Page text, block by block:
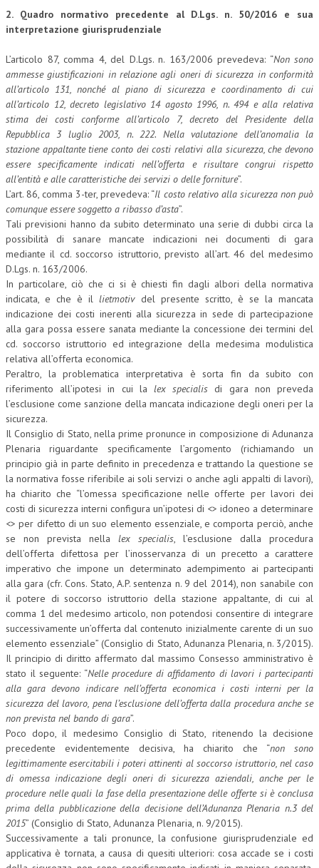
PRASSI
AMMINISTRATIVA
TRIBUTARIA
GIURISPRUDENZA
EUROPEA
COSTITUZIONALE
CIVILE
TRIBUTARIA
PENALE
NEWS
ARCHIVIO EVENTI (FINO AL 2022)
PUBBLICAZIONI
BOLLETTINO FINANZIAMENTI
TELEGRAM
DOCUMENTI
MANUALI E MONOGRAFIE
TESI DI LAUREA
MATERIALE DIDATTICO
INVITI E PROMOZIONI
2. Quadro normativo precedente al D.Lgs. n. 50/2016 e sua
interpretazione giurisprudenziale
L’articolo 87, comma 4, del D.Lgs. n. 163/2006 prevedeva: “Non sono
ammesse giustificazioni in relazione agli oneri di sicurezza in conformità
all’articolo 131, nonché al piano di sicurezza e coordinamento di cui
all’articolo 12, decreto legislativo 14 agosto 1996, n. 494 e alla relativa
stima dei costi conforme all’articolo 7, decreto del Presidente della
Repubblica 3 luglio 2003, n. 222. Nella valutazione dell’anomalia la
stazione appaltante tiene conto dei costi relativi alla sicurezza, che devono
essere specificamente indicati nell’offerta e risultare congrui rispetto
all’entità e alle caratteristiche dei servizi o delle forniture”.
L’art. 86, comma 3-ter, prevedeva: “Il costo relativo alla sicurezza non può
comunque essere soggetto a ribasso d’asta”.
Tali previsioni hanno da subito determinato una serie di dubbi circa la
possibilità di sanare mancate indicazioni nei documenti di gara
mediante il cd. soccorso istruttorio, previsto all’art. 46 del medesimo
D.Lgs. n. 163/2006.
In particolare, ciò che ci si è chiesti fin dagli albori della normativa
indicata, e che è illietmotivdel presente scritto, è se la mancata
indicazione dei costi inerenti alla sicurezza in sede di partecipazione
alla gara possa essere sanata mediante la concessione dei termini del
cd. soccorso istruttorio ed integrazione della medesima modulistica
relativa all’offerta economica.
Peraltro, la problematica interpretativa è sorta fin da subito con
riferimento all’ipotesi in cui la lex specialis di gara non preveda
l’esclusione come sanzione della mancata indicazione degli oneri per la
sicurezza.
Il Consiglio di Stato, nella prime pronunce in composizione di Adunanza
Plenaria riguardante specificamente l’argomento (richiamando un
principio già in parte definito in precedenza e trattando la questione se
la normativa fosse riferibile ai soli servizi o anche agli appalti di lavori),
ha chiarito che “l’omessa specificazione nelle offerte per lavori dei
costi di sicurezza interni configura un’ipotesi di <> idoneo a determinare
<> per difetto di un suo elemento essenziale, e comporta perciò, anche
se non prevista nella lex specialis, l’esclusione dalla procedura
dell’offerta difettosa per l’inosservanza di un precetto a carattere
imperativo che impone un determinato adempimento ai partecipanti
alla gara (cfr. Cons. Stato, A.P. sentenza n. 9 del 2014), non sanabile con
il potere di soccorso istruttorio della stazione appaltante, di cui al
comma 1 del medesimo articolo, non potendosi consentire di integrare
successivamente un’offerta dal contenuto inizialmente carente di un suo
elemento essenziale” (Consiglio di Stato, Adunanza Plenaria, n. 3/2015).
Il principio di diritto affermato dal massimo Consesso amministrativo è
stato il seguente: “Nelle procedure di affidamento di lavori i partecipanti
alla gara devono indicare nell’offerta economica i costi interni per la
sicurezza del lavoro, pena l’esclusione dell’offerta dalla procedura anche se
non prevista nel bando di gara”.
Poco dopo, il medesimo Consiglio di Stato, ritenendo la decisione
precedente evidentemente decisiva, ha chiarito che “non sono
legittimamente esercitabili i poteri attinenti al soccorso istruttorio, nel caso
di omessa indicazione degli oneri di sicurezza aziendali, anche per le
procedure nelle quali la fase della presentazione delle offerte si è conclusa
prima della pubblicazione della decisione dell’Adunanza Plenaria n.3 del
2015” (Consiglio di Stato, Adunanza Plenaria, n. 9/2015).
Successivamente a tali pronunce, la confusione giurisprudenziale ed
applicativa è tornata, a causa di quesiti ulteriori: cosa accade se i costi